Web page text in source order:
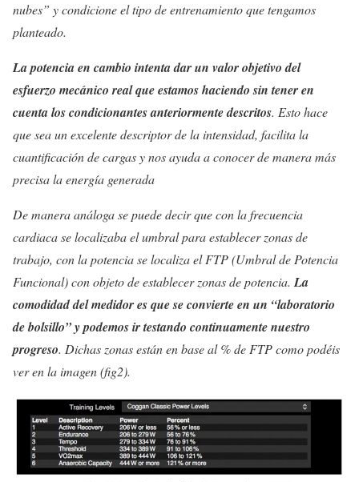
nubes” y condicione el tipo de entrenamiento que tengamos
planteado.
La potencia en cambio intenta dar un valor objetivo del
esfuerzo mecánico real que estamos haciendo sin tener en
cuenta los condicionantes anteriormente descritos. Esto hace
que sea un excelente descriptor de la intensidad, facilita la
cuantificación de cargas y nos ayuda a conocer de manera más
precisa la energía generada
De manera análoga se puede decir que con la frecuencia
cardiaca se localizaba el umbral para establecer zonas de
trabajo, con la potencia se localiza el FTP (Umbral de Potencia
Funcional) con objeto de establecer zonas de potencia.La
comodidad del medidor es que se convierte en un “laboratorio
de bolsillo” y podemos ir testando continuamente nuestro
progreso. Dichas zonas están en base al % de FTP como podéis
ver en la imagen (fig2).